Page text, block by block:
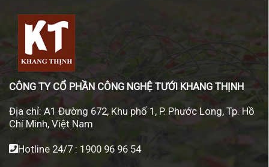
CÔNG TY CỔ PHẦN CÔNG NGHỆ TƯỚI KHANG THỊNH
Địa chỉ: A1 Đường 672, Khu phố 1, P. Phước Long, Tp. Hồ
Chí Minh, Việt Nam
Hotline 24/7 : 1900 96 96 54